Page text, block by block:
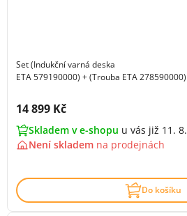
Set (Indukční varná deska
ETA 579190000) + (Trouba ETA 278590000)
Cena s DPH:
14 899 Kč
Skladem v e-shopu u vás již 11. 8.
Není skladem na prodejnách
Do košíku